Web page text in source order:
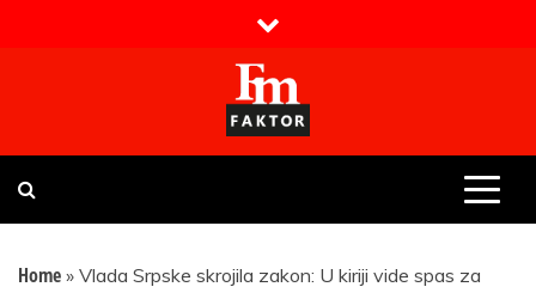
Faktor magazin
Uvijek presudan
Home » Vlada Srpske skrojila zakon: U kiriji vide spas za